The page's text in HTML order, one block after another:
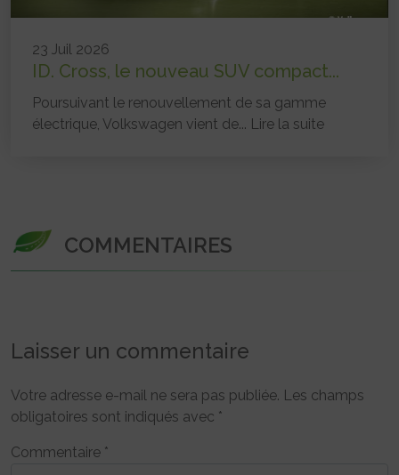
23 Juil 2026
ID. Cross, le nouveau SUV compact...
Poursuivant le renouvellement de sa gamme
électrique, Volkswagen vient de... Lire la suite
COMMENTAIRES
Laisser un commentaire
Votre adresse e-mail ne sera pas publiée. Les champs
obligatoires sont indiqués avec *
Commentaire *